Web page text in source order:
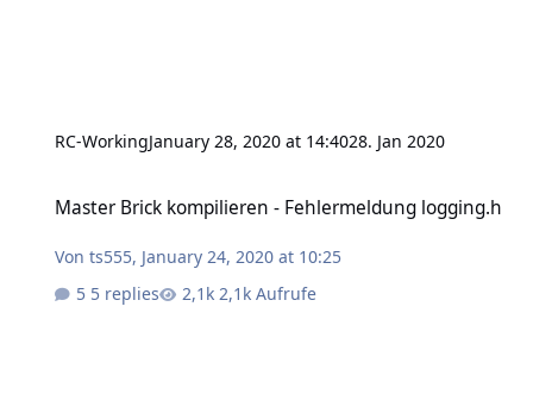
RC-WorkingJanuary 28, 2020 at 14:4028. Jan 2020
Master Brick kompilieren - Fehlermeldung logging.h
Vonts555, January 24, 2020 at 10:25
5 replies
2,1k Aufrufe